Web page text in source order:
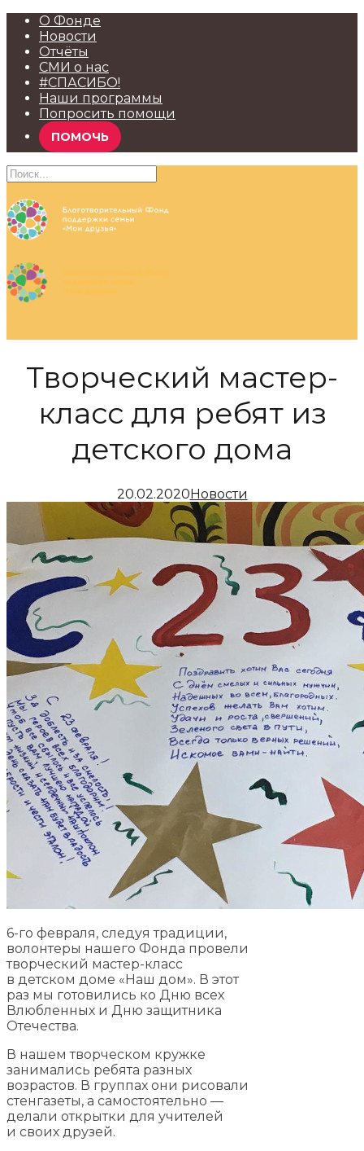
О Фонде
Новости
Отчёты
СМИ о нас
#СПАСИБО!
Наши программы
Попросить помощи
ПОМОЧЬ
Творческий мастер-
класс для ребят из
детского дома
20.02.2020Новости
6-го февраля, следуя традиции,
волонтеры нашего Фонда провели
творческий мастер-класс
в детском доме «Наш дом». В этот
раз мы готовились ко Дню всех
Влюбленных и Дню защитника
Отечества.
В нашем творческом кружке
занимались ребята разных
возрастов. В группах они рисовали
стенгазеты, а самостоятельно —
делали открытки для учителей
и своих друзей.